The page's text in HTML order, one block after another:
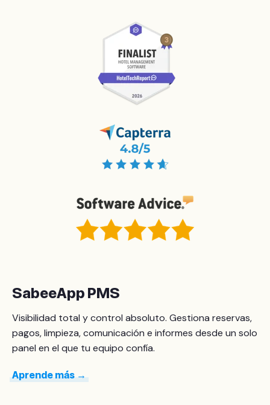
SabeeApp PMS
Visibilidad total y control absoluto. Gestiona reservas,
pagos, limpieza, comunicación e informes desde un solo
panel en el que tu equipo confía.
Aprende más →